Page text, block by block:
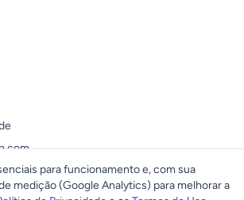
para funcionamento e, com sua
medição (Google Analytics) para melhorar a